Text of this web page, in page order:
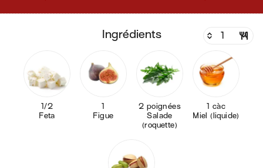
ingrédients
1/2
Feta
1
Figue
2 poignées
Salade
(roquette)
1 càc
Miel (liquide)